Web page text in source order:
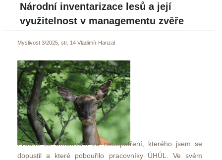
Národní inventarizace lesů a její
využitelnost v managementu zvěře
Myslivost 3/2025, str. 14 Vladimír Hanzal
Předně se omlouvám za nedopatření, kterého jsem se
dopustil a které pobouřilo pracovníky ÚHÚL. Ve svém